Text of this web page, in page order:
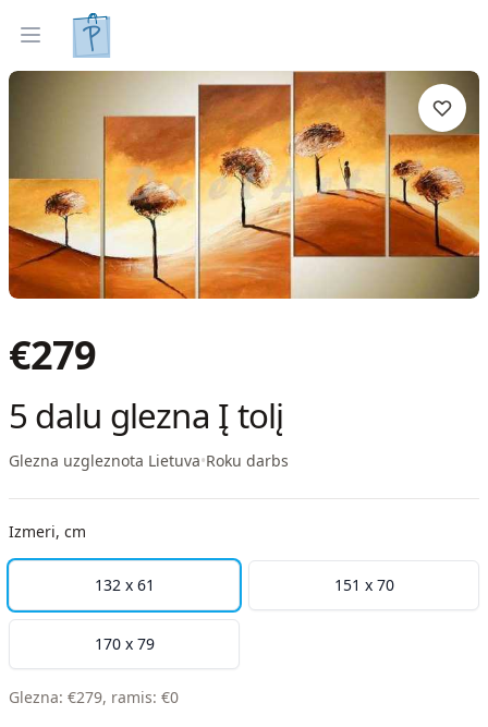
Open menu
Gleznas Izveleties pec interjera
€279
5 dalu glezna Į tolį
Glezna uzgleznota Lietuva•Roku darbs
Izmeri, cm
132 x 61 151 x 70
170 x 79
Glezna: €279, ramis: €0